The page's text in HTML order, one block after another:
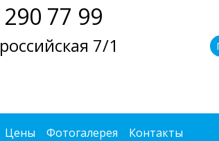
290 77 99
7/1
Цены Фотогалерея Контакты